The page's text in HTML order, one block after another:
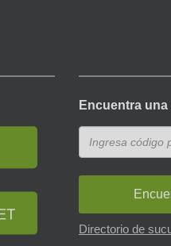
Encuentra una
Directorio de